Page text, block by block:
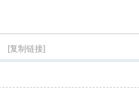
[复制链接]